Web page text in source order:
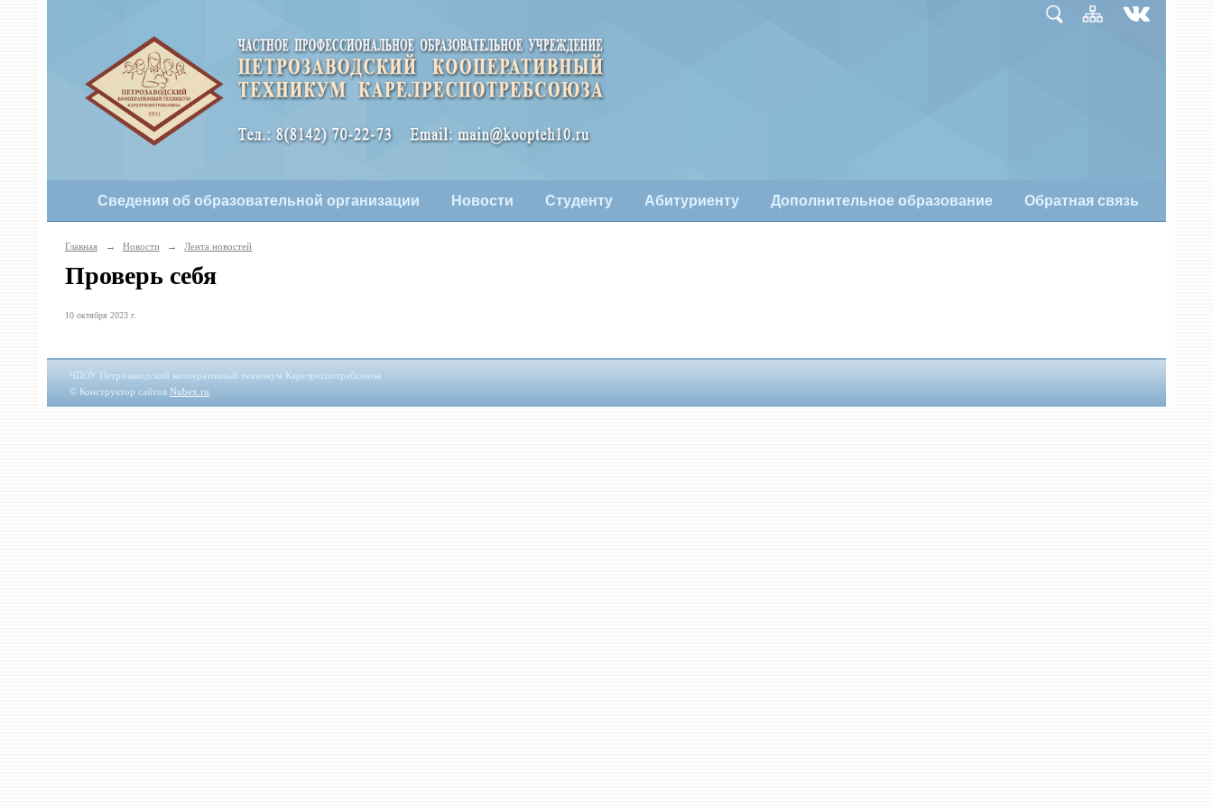
Сведения об образовательной организации Новости Студенту Абитуриенту Дополнительное образование Обратная связь
Главная → Новости → Лента новостей
Проверь себя
10 октября 2023 г.
ЧПОУ Петрозаводский кооперативный техникум Карелреспотребсоюза
© Конструктор сайтовNubex.ru